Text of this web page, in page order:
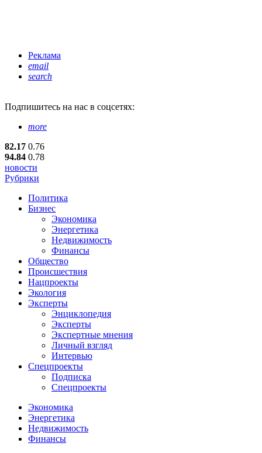
Реклама
email
search
Подпишитесь на нас в соцсетях:
more
82.17 0.76
94.84 0.78
новости
Рубрики
Политика
Бизнес
Экономика
Энергетика
Недвижимость
Финансы
Общество
Происшествия
Нацпроекты
Экология
Эксперты
Энциклопедия
Эксперты
Экспертные мнения
Личный взгляд
Интервью
Спецпроекты
Подписка
Спецпроекты
Экономика
Энергетика
Недвижимость
Финансы